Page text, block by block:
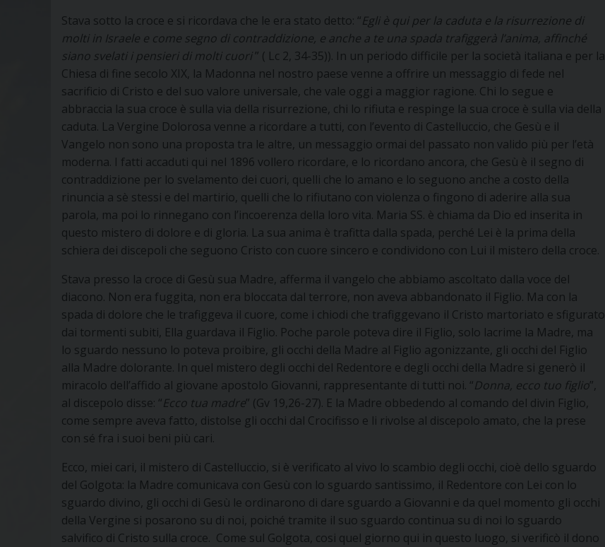
Stava sotto la croce e si ricordava che le era stato detto: “Egli è qui per la caduta e la risurrezione di
molti in Israele e come segno di contraddizione, e anche a te una spada trafiggerà l’anima, affinché
siano svelati i pensieri di molti cuori” ( Lc 2, 34-35)). In un periodo difficile per la società italiana e per la
Chiesa di fine secolo XIX, la Madonna nel nostro paese venne a offrire un messaggio di fede nel
sacrificio di Cristo e del suo valore universale, che vale oggi a maggior ragione. Chi lo segue e
abbraccia la sua croce è sulla via della risurrezione, chi lo rifiuta e respinge la sua croce è sulla via della
caduta. La Vergine Dolorosa venne a ricordare a tutti, con l’evento di Castelluccio, che Gesù e il
Vangelo non sono una proposta tra le altre, un messaggio ormai del passato non valido più per l’età
moderna. I fatti accaduti qui nel 1896 vollero ricordare, e lo ricordano ancora, che Gesù è il segno di
contraddizione per lo svelamento dei cuori, quelli che lo amano e lo seguono anche a costo della
rinuncia a sè stessi e del martirio, quelli che lo rifiutano con violenza o fingono di aderire alla sua
parola, ma poi lo rinnegano con l’incoerenza della loro vita. Maria SS. è chiama da Dio ed inserita in
questo mistero di dolore e di gloria. La sua anima è trafitta dalla spada, perché Lei è la prima della
schiera dei discepoli che seguono Cristo con cuore sincero e condividono con Lui il mistero della croce.
Stava presso la croce di Gesù sua Madre, afferma il vangelo che abbiamo ascoltato dalla voce del
diacono. Non era fuggita, non era bloccata dal terrore, non aveva abbandonato il Figlio. Ma con la
spada di dolore che le trafiggeva il cuore, come i chiodi che trafiggevano il Cristo martoriato e sfigurato
dai tormenti subiti, Ella guardava il Figlio. Poche parole poteva dire il Figlio, solo lacrime la Madre, ma
lo sguardo nessuno lo poteva proibire, gli occhi della Madre al Figlio agonizzante, gli occhi del Figlio
alla Madre dolorante. In quel mistero degli occhi del Redentore e degli occhi della Madre si generò il
miracolo dell’affido al giovane apostolo Giovanni, rappresentante di tutti noi. “Donna, ecco tuo figlio”,
al discepolo disse: “Ecco tua madre” (Gv 19,26-27). E la Madre obbedendo al comando del divin Figlio,
come sempre aveva fatto, distolse gli occhi dal Crocifisso e li rivolse al discepolo amato, che la prese
con sé fra i suoi beni più cari.
Ecco, miei cari, il mistero di Castelluccio, si è verificato al vivo lo scambio degli occhi, cioè dello sguardo
del Golgota: la Madre comunicava con Gesù con lo sguardo santissimo, il Redentore con Lei con lo
sguardo divino, gli occhi di Gesù le ordinarono di dare sguardo a Giovanni e da quel momento gli occhi
della Vergine si posarono su di noi, poiché tramite il suo sguardo continua su di noi lo sguardo
salvifico di Cristo sulla croce. Come sul Golgota, cosi quel giorno qui in questo luogo, si verificò il dono